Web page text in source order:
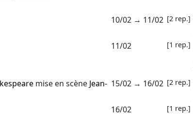
10/02→ 11/02 [2 rep.]
11/02 [1 rep.]
mise en scène Jean- 15/02→ 16/02 [2 rep.]
16/02 [1 rep.]